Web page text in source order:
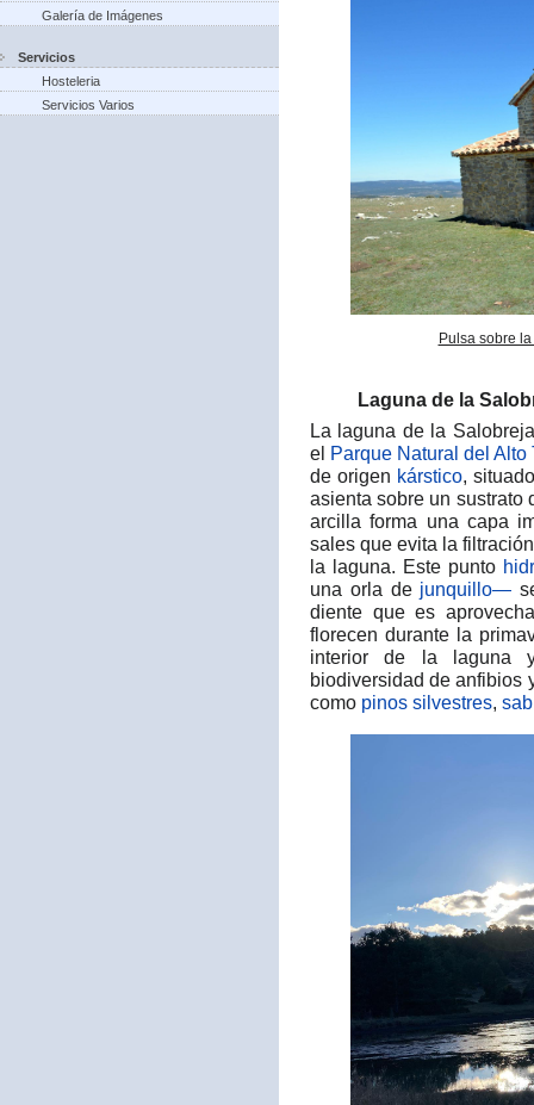
Galería de Imágenes
Servicios
Hosteleria
Servicios Varios
Pulsa sobre
Laguna de la
La laguna de la
el Parque Natural del Alto
de origen kárstico,
asienta sobre un
arcilla forma una capa
sales que evita la
la laguna. Este punto
una orla de junquillo—
diente que es
florecen durante la
interior de la laguna
biodiversidad de
como pinos silvestres,